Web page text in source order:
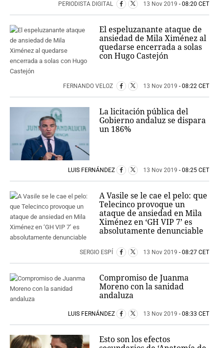
PERIODISTA DIGITAL 13 Nov 2019 - 08:20 CET
El espeluzanante ataque de
ansiedad de Mila Ximénez al
quedarse encerrada a solas
con Hugo Castejón
FERNANDO VELOZ 13 Nov 2019 - 08:22 CET
La licitación pública del
Gobierno andaluz se dispara
un 186%
LUIS FERNÁNDEZ 13 Nov 2019 - 08:25 CET
A Vasile se le cae el pelo: que
Telecinco provoque un
ataque de ansiedad en Mila
Ximénez en ‘GH VIP 7’ es
absolutamente denunciable
SERGIO ESPÍ 13 Nov 2019 - 08:27 CET
Compromiso de Juanma
Moreno con la sanidad
andaluza
LUIS FERNÁNDEZ 13 Nov 2019 - 08:33 CET
Esto son los efectos